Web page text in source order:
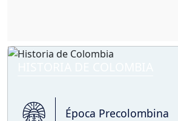
Época Precolombina